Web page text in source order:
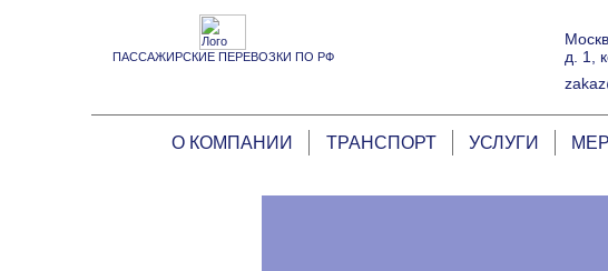
ПАССАЖИРСКИЕ ПЕРЕВОЗКИ ПО РФ
д. 1,
О КОМПАНИИ ТРАНСПОРТ УСЛУГИ